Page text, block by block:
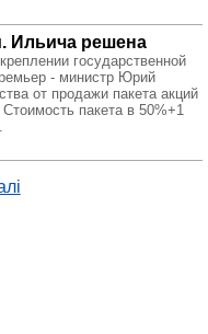
Ильича решена
государственной
- министр Юрий
от продажи пакета акций
пакета в 50%+1